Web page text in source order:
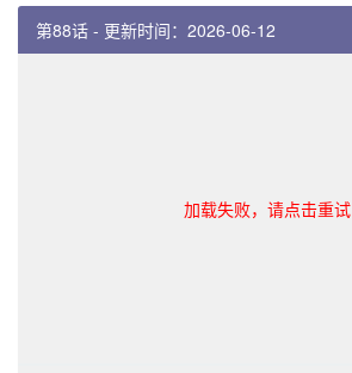
第88话 - 更新时间：2026-06-12
加载失败，请点击重试